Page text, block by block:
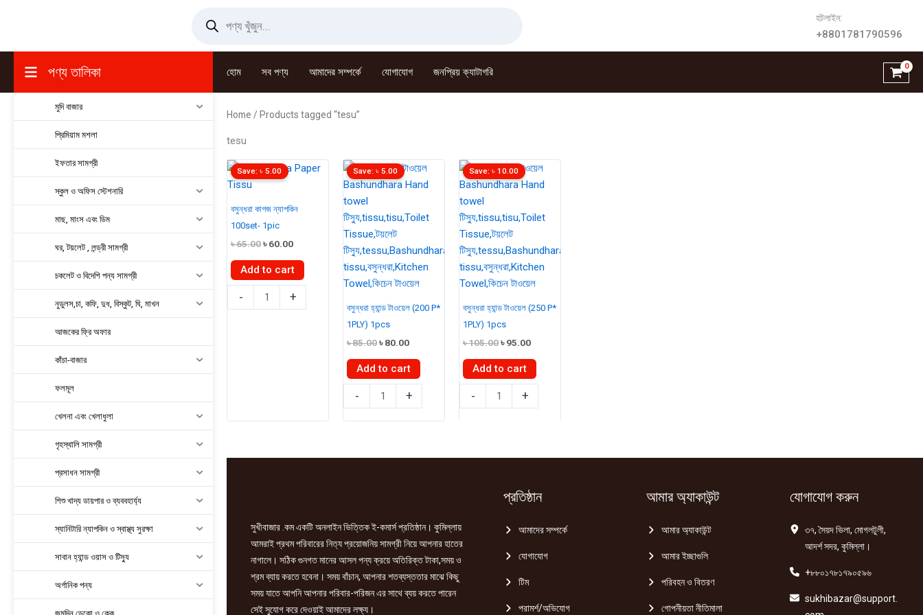
search
হটলাইন:
+8801781790596
পণ্য তালিকা হোম সব পণ্য আমাদের সম্পর্কে যোগাযোগ জনপ্রিয় ক্যাটাগরি
মুদি বাজার
প্রিমিয়াম মশলা
ইফতার সামগ্রী
স্কুল ও অফিস স্টেশনারি
মাছ, মাংস এবং ডিম
ঘর, টয়লেট , লন্ড্রী সামগ্রী
চকলেট ও বিদেশি পন্য সামগ্রী
নুডুলস,চা, কফি, দুধ, বিস্কুট, ঘি, মাখন
আজকের ফ্রি অফার
কাঁচা-বাজার
ফলমূল
খেলনা এবং খেলাধুলা
গৃহস্থালি সামগ্রী
প্রসাধন সামগ্রী
শিশু খাদ্য ডায়পার ও ব্যববহার্য্য
স্যানিটারি ন্যাপকিন ও স্বাস্থ্য সুরক্ষা
সাবান হ্যান্ড ওয়াস ও টিস্যু
অর্গানিক পন্য
জন্মদিন ডেকো ও কেক
Home / Products tagged “tesu”
tesu
বসুন্ধরা কাগজ ন্যাপকিন
100set- 1pic
৳65.00Original
was:
৳ 65.00.
৳60.00Current
is:
৳ 60.00.
Save:৳5.00
Add to cart
-
কাগজ
+
বসুন্ধরা হ্যান্ড টাওয়েল (200 P*
1PLY) 1pcs
৳85.00Original
was:
৳ 85.00.
৳80.00Current
is:
৳ 80.00.
Save:৳5.00
Add to cart
-
হ্যান্ড
টাওয়েল
P*
+
বসুন্ধরা হ্যান্ড টাওয়েল (250 P*
1PLY) 1pcs
৳105.00Original
was:
৳ 105.00.
৳95.00Current
is:
৳ 95.00.
Save:৳10.00
Add to cart
-
হ্যান্ড
P*
+
সুখীবাজার .কম একটি অনলাইন ভিত্তিক ই-কমার্স প্রতিষ্ঠান। কুমিল্লায়
আমরাই প্রথম পরিবারের নিত্য প্রয়োজনিয় সামগ্রী নিয়ে আপনার হাতের
নাগালে। সঠিক গুনগত মানের আসল পন্য ক্রয়ে অতিরিক্ত টাকা,সময় ও
শ্রম ব্যায় করতে হবেনা। সময় বাঁচান, আপনার শতব্যস্ততার মাঝে কিছু
সময় যাতে আপনি আপনার পরিবার-পরিজন এর সাথে ব্যয় করতে পারেন
সেই সুযোগ করে দেওয়াই আমাদের লক্ষ্য।
প্রতিষ্ঠান
আমাদের সম্পর্কে
যোগাযোগ
টিম
পরামর্শ/অভিযোগ
আমার অ্যাকাউন্ট
আমার অ্যাকাউন্ট
আমার ইচ্ছাগুলি
পরিবহন ও বিতরণ
গোপনীয়তা নীতিমালা
যোগাযোগ করুন
৩৭, সৈয়দ ভিলা, মোগলটুলী,
আদর্শ সদর, কুমিল্লা।
+৮৮০১৭৮১৭৯০৫৯৬
sukhibazar@support.